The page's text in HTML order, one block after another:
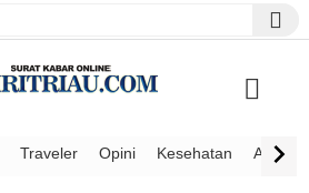
Traveler Opini Kesehatan